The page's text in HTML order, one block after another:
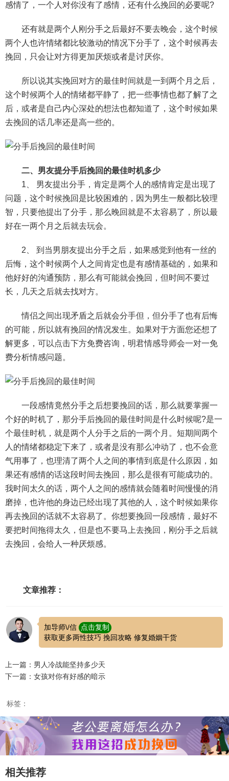
挽回老公 产检 家庭暴力 孕中期
经营婚姻 婚姻修复 孕早期 感情挽回
产后恢复 减肥
交流沟通 约会 情感语录 情商 两性健康
其他
感情了，一个人对你没有了感情，还有什么挽回的必要呢?
还有就是两个人刚分手之后最好不要去晚会，这个时候
两个人也许情绪都比较激动的情况下分手了，这个时候再去
挽回，只会让对方得更加厌烦或者是讨厌你。
所以说其实挽回对方的最佳时间就是一到两个月之后，
这个时候两个人的情绪都平静了，把一些事情也都了解了之
后，或者是自己内心深处的想法也都知道了，这个时候如果
去挽回的话几率还是高一些的。
二、男友提分手后挽回的最佳时机多少
1、 男友提出分手，肯定是两个人的感情肯定是出现了
问题，这个时候挽回是比较困难的，因为男生一般都比较理
智，只要他提出了分手，那么晚回就是不太容易了，所以最
好在一两个月之后就去玩会。
2、 到当男朋友提出分手之后，如果感觉到他有一丝的
后悔，这个时候两个人之间肯定也是有感情基础的，如果和
他好好的沟通预防，那么有可能就会挽回，但时间不要过
长，几天之后就去找对方。
情侣之间出现矛盾之后就会分手但，但分手了也有后悔
的可能，所以就有挽回的情况发生。如果对于方面您还想了
解更多，可以点击下方免费咨询，明君情感导师会一对一免
费分析情感问题。
一段感情竟然分手之后想要挽回的话，那么就要掌握一
个好的时机了，那分手后挽回的最佳时间是什么时候呢?是一
个最佳时机，就是两个人分手之后的一两个月。短期间两个
人的情绪都稳定下来了，或者是没有那么冲动了，也不会意
气用事了，也理清了两个人之间的事情到底是什么原因，如
果还有感情的话这段时间去挽回，那么是很有可能成功的。
我时间太久的话，两个人之间的感情就会随着时间慢慢的消
磨掉，也许他的身边已经出现了其他的人，这个时候如果你
再去挽回的话就不太容易了。你想要挽回一段感情，最好不
要把时间拖得太久，但是也不要马上去挽回，刚分手之后就
去挽回，会给人一种厌烦感。
文章推荐：
加导师\/信
点击复制
获取更多两性技巧 挽回攻略 修复婚姻干货
上一篇：男人冷战能坚持多少天
下一篇：女孩对你有好感的暗示
标签：
相关推荐